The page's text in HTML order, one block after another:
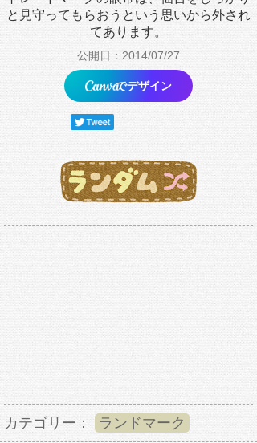
と見守ってもらおうという思いから外され
てあります。
公開日：2014/07/27
でデザイン
カテゴリー： ランドマーク